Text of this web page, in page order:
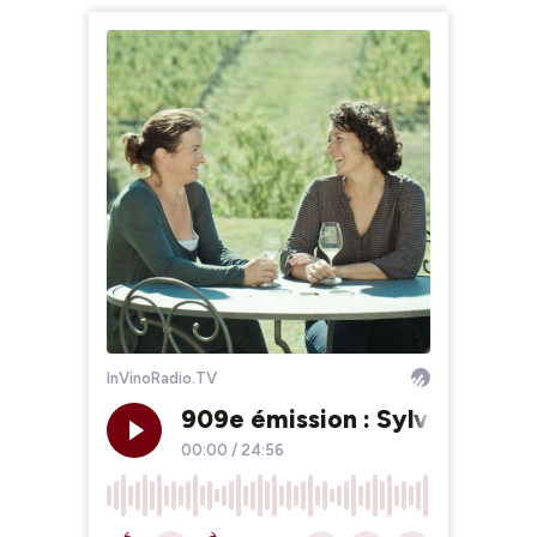
InVinoRadio.TV
909e émission : Sylvie
00:00 / 24:56